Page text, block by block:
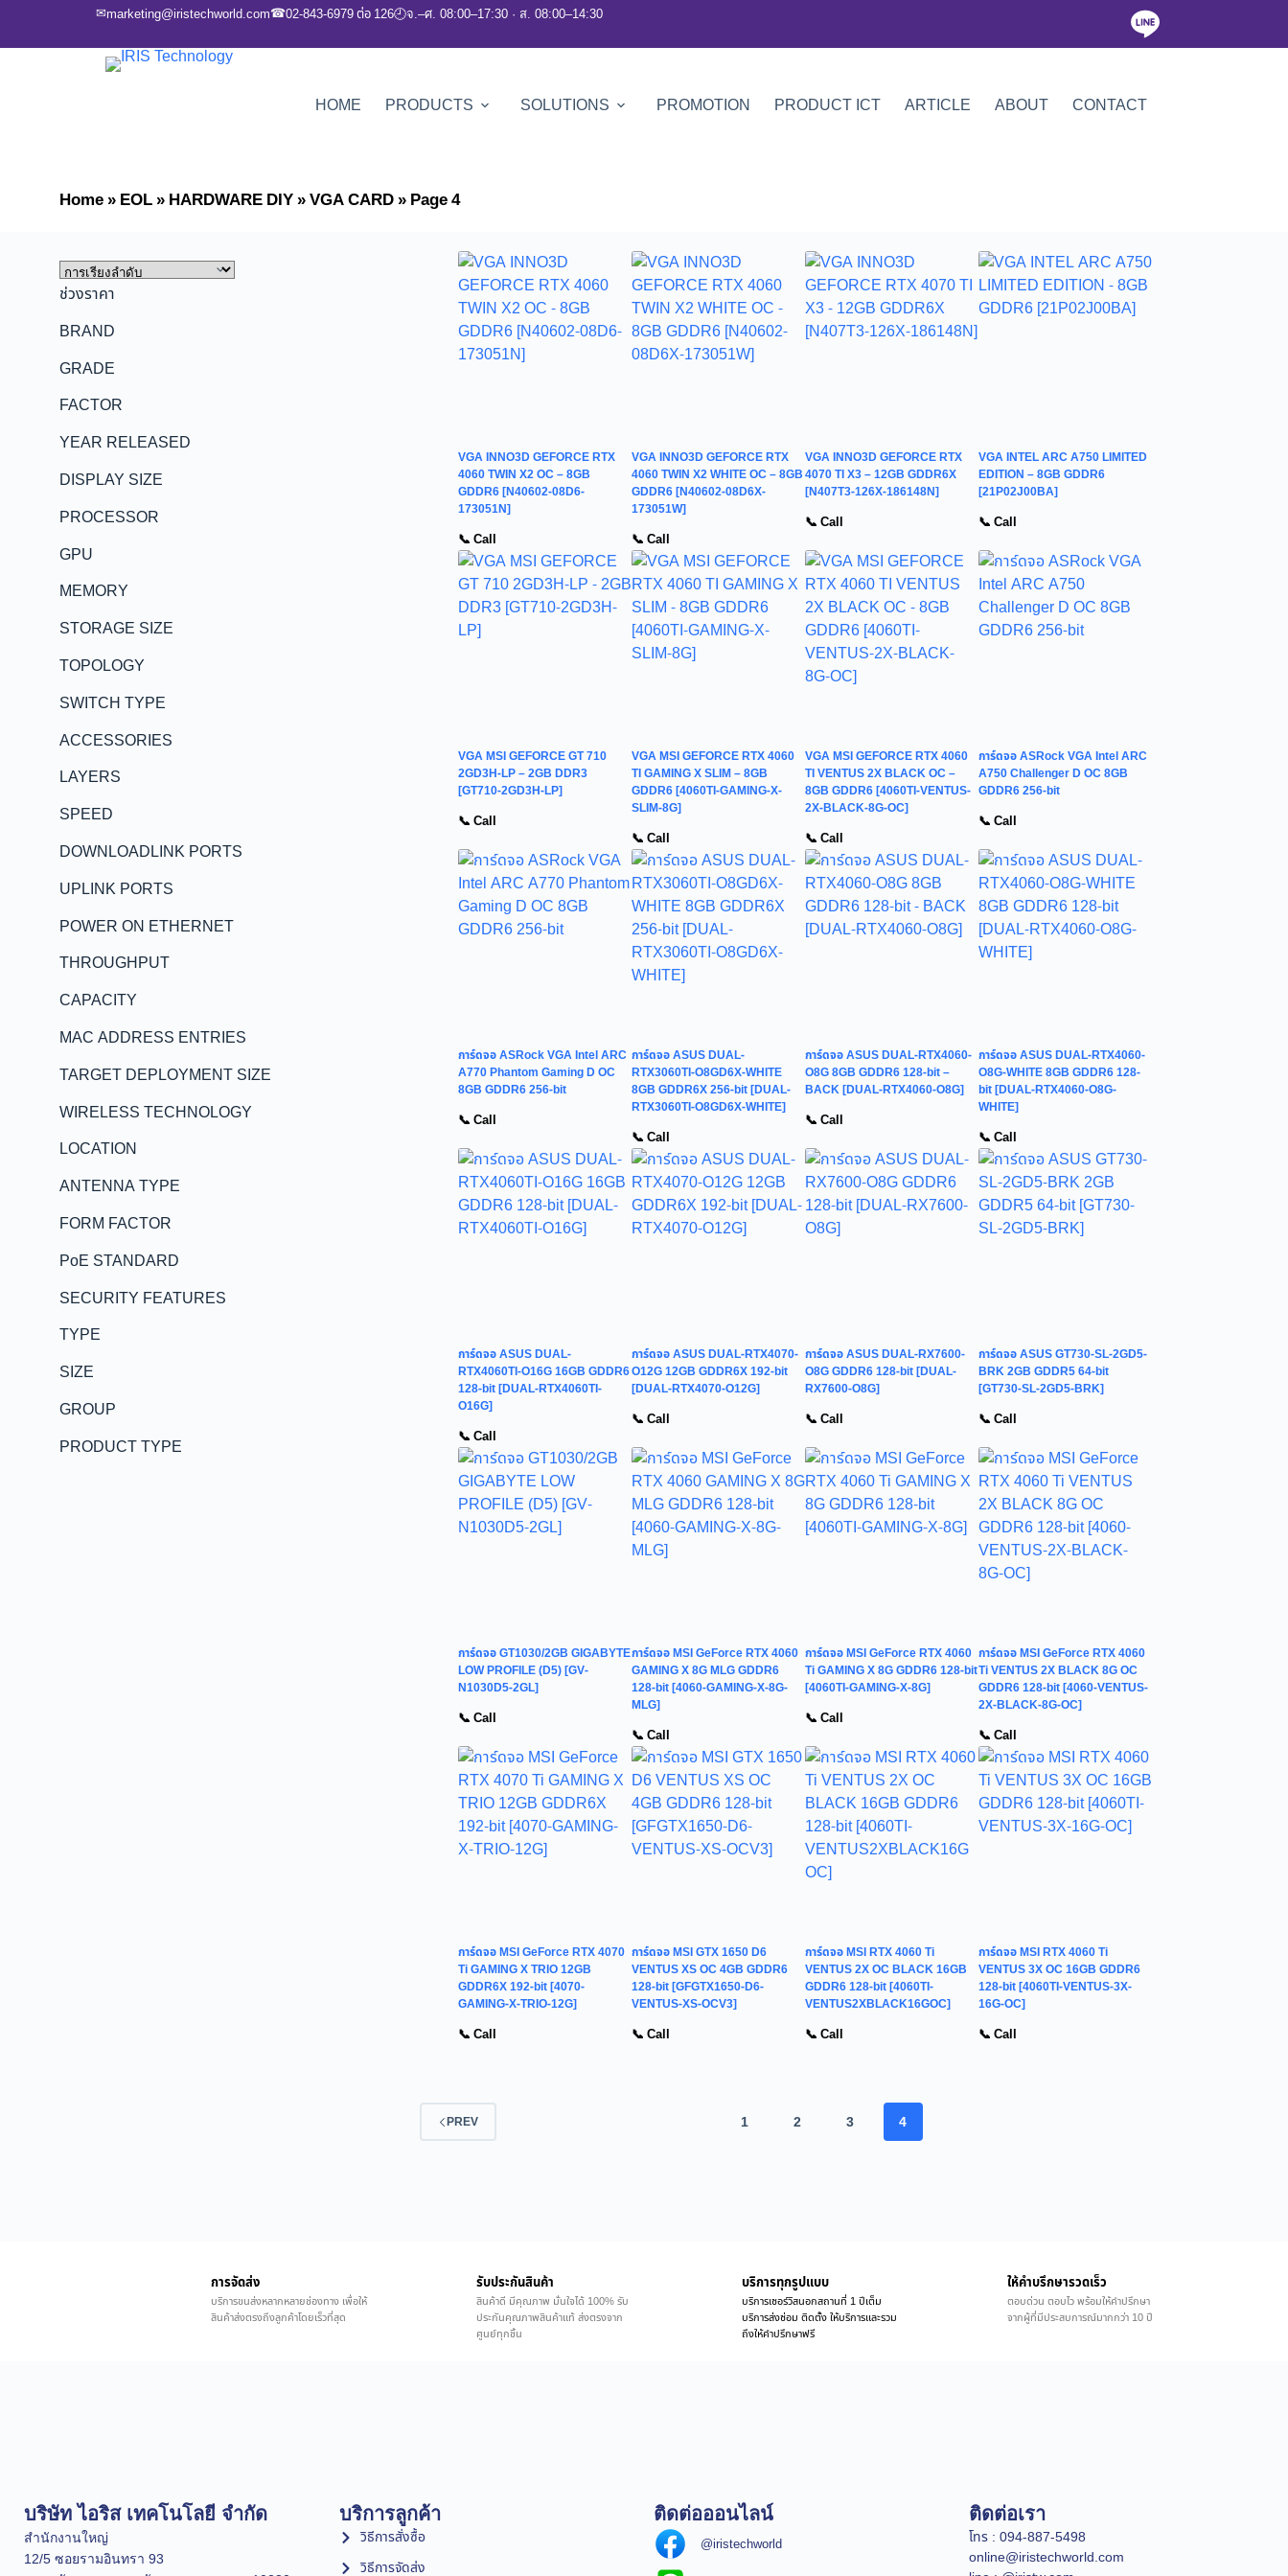
✉marketing@iristechworld.com☎02-843-6979 ต่อ 126🕘จ.–ศ. 08:00–17:30 · ส. 08:00–14:30
HOME PRODUCTS SOLUTIONS PROMOTION PRODUCT ICT ARTICLE ABOUT CONTACT
Home»EOL»HARDWARE DIY»VGA CARD»Page 4
ช่วงราคา
BRAND
GRADE
FACTOR
YEAR RELEASED
DISPLAY SIZE
PROCESSOR
GPU
MEMORY
STORAGE SIZE
TOPOLOGY
SWITCH TYPE
ACCESSORIES
LAYERS
SPEED
DOWNLOADLINK PORTS
UPLINK PORTS
POWER ON ETHERNET
THROUGHPUT
CAPACITY
MAC ADDRESS ENTRIES
TARGET DEPLOYMENT SIZE
WIRELESS TECHNOLOGY
LOCATION
ANTENNA TYPE
FORM FACTOR
PoE STANDARD
SECURITY FEATURES
TYPE
SIZE
GROUP
PRODUCT TYPE
VGA INNO3D GEFORCE RTX
4060 TWIN X2 OC – 8GB
GDDR6 [N40602-08D6-
173051N]
📞 Call
VGA INNO3D GEFORCE RTX
4060 TWIN X2 WHITE OC – 8GB
GDDR6 [N40602-08D6X-
173051W]
📞 Call
VGA INNO3D GEFORCE RTX
4070 TI X3 – 12GB GDDR6X
[N407T3-126X-186148N]
📞 Call
VGA INTEL ARC A750 LIMITED
EDITION – 8GB GDDR6
[21P02J00BA]
📞 Call
VGA MSI GEFORCE GT 710
2GD3H-LP – 2GB DDR3
[GT710-2GD3H-LP]
📞 Call
VGA MSI GEFORCE RTX 4060
TI GAMING X SLIM – 8GB
GDDR6 [4060TI-GAMING-X-
SLIM-8G]
📞 Call
VGA MSI GEFORCE RTX 4060
TI VENTUS 2X BLACK OC –
8GB GDDR6 [4060TI-VENTUS-
2X-BLACK-8G-OC]
📞 Call
การ์ดจอ ASRock VGA Intel ARC
A750 Challenger D OC 8GB
GDDR6 256-bit
📞 Call
การ์ดจอ ASRock VGA Intel ARC
A770 Phantom Gaming D OC
8GB GDDR6 256-bit
📞 Call
การ์ดจอ ASUS DUAL-
RTX3060TI-O8GD6X-WHITE
8GB GDDR6X 256-bit [DUAL-
RTX3060TI-O8GD6X-WHITE]
📞 Call
การ์ดจอ ASUS DUAL-RTX4060-
O8G 8GB GDDR6 128-bit –
BACK [DUAL-RTX4060-O8G]
📞 Call
การ์ดจอ ASUS DUAL-RTX4060-
O8G-WHITE 8GB GDDR6 128-
bit [DUAL-RTX4060-O8G-
WHITE]
📞 Call
การ์ดจอ ASUS DUAL-
RTX4060TI-O16G 16GB GDDR6
128-bit [DUAL-RTX4060TI-
O16G]
📞 Call
การ์ดจอ ASUS DUAL-RTX4070-
O12G 12GB GDDR6X 192-bit
[DUAL-RTX4070-O12G]
📞 Call
การ์ดจอ ASUS DUAL-RX7600-
O8G GDDR6 128-bit [DUAL-
RX7600-O8G]
📞 Call
การ์ดจอ ASUS GT730-SL-2GD5-
BRK 2GB GDDR5 64-bit
[GT730-SL-2GD5-BRK]
📞 Call
การ์ดจอ GT1030/2GB GIGABYTE
LOW PROFILE (D5) [GV-
N1030D5-2GL]
📞 Call
การ์ดจอ MSI GeForce RTX 4060
GAMING X 8G MLG GDDR6
128-bit [4060-GAMING-X-8G-
MLG]
📞 Call
การ์ดจอ MSI GeForce RTX 4060
Ti GAMING X 8G GDDR6 128-bit
[4060TI-GAMING-X-8G]
📞 Call
การ์ดจอ MSI GeForce RTX 4060
Ti VENTUS 2X BLACK 8G OC
GDDR6 128-bit [4060-VENTUS-
2X-BLACK-8G-OC]
📞 Call
การ์ดจอ MSI GeForce RTX 4070
Ti GAMING X TRIO 12GB
GDDR6X 192-bit [4070-
GAMING-X-TRIO-12G]
📞 Call
การ์ดจอ MSI GTX 1650 D6
VENTUS XS OC 4GB GDDR6
128-bit [GFGTX1650-D6-
VENTUS-XS-OCV3]
📞 Call
การ์ดจอ MSI RTX 4060 Ti
VENTUS 2X OC BLACK 16GB
GDDR6 128-bit [4060TI-
VENTUS2XBLACK16GOC]
📞 Call
การ์ดจอ MSI RTX 4060 Ti
VENTUS 3X OC 16GB GDDR6
128-bit [4060TI-VENTUS-3X-
16G-OC]
📞 Call
PREV 1 2 3 4
การจัดส่ง
บริการขนส่งหลากหลายช่องทาง เพื่อให้
สินค้าส่งตรงถึงลูกค้าโดยเร็วที่สุด
รับประกันสินค้า
สินค้าดี มีคุณภาพ มั่นใจได้ 100% รับ
ประกันคุณภาพสินค้าแท้ ส่งตรงจาก
ศูนย์ทุกชิ้น
บริการทุกรูปแบบ
บริการเซอร์วิสนอกสถานที่ 1 ปีเต็ม
บริการส่งซ่อม ติดตั้ง ให้บริการและรวม
ถึงให้คำปรึกษาฟรี
ให้คำบรึกษารวดเร็ว
ตอบด่วน ตอบไว พร้อมให้คำปรึกษา
จากผู้ที่มีประสบการณ์มากกว่า 10 ปี
บริษัท ไอริส เทคโนโลยี จำกัด
สำนักงานใหญ่
12/5 ซอยรามอินทรา 93
บริการลูกค้า
วิธีการสั่งซื้อ
วิธีการจัดส่ง
ติดต่อออนไลน์
@iristechworld
ติดต่อเรา
โทร : 094-887-5498
online@iristechworld.com